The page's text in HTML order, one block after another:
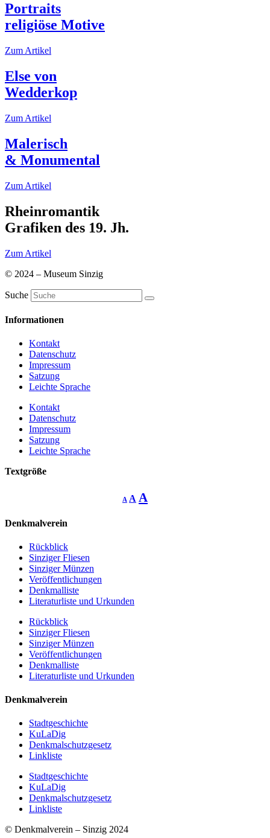
Portraits
religiöse Motive
Zum Artikel
Else von
Wedderkop
Zum Artikel
Malerisch
& Monumental
Zum Artikel
Rheinromantik
Grafiken des 19. Jh.
Zum Artikel
© 2024 – Museum Sinzig
Suche
Informationen
Kontakt
Datenschutz
Impressum
Satzung
Leichte Sprache
Kontakt
Datenschutz
Impressum
Satzung
Leichte Sprache
Textgröße
A
Decrease
font
A Reset
font
A
Denkmalverein
Rückblick
Sinziger Fliesen
Sinziger Münzen
Veröffentlichungen
Denkmalliste
Literaturliste und Urkunden
Rückblick
Sinziger Fliesen
Sinziger Münzen
Veröffentlichungen
Denkmalliste
Literaturliste und Urkunden
Denkmalverein
Stadtgeschichte
KuLaDig
Denkmalschutzgesetz
Linkliste
Stadtgeschichte
KuLaDig
Denkmalschutzgesetz
Linkliste
© Denkmalverein – Sinzig 2024